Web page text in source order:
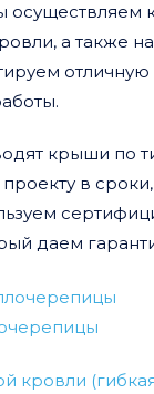
а также
отличную
крыши по
в
даем